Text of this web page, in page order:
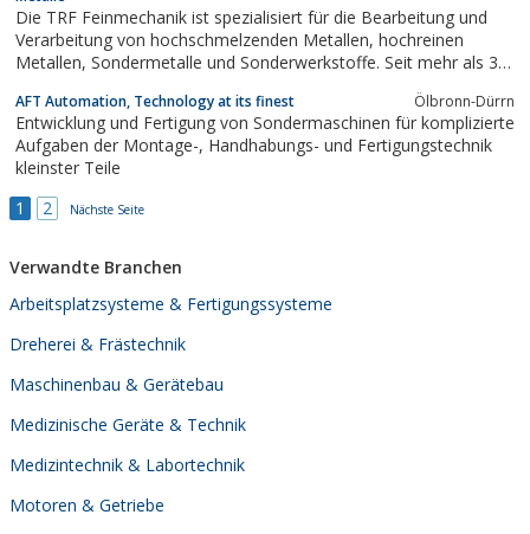
Die TRF Feinmechanik ist spezialisiert für die Bearbeitung und
Verarbeitung von hochschmelzenden Metallen, hochreinen
Metallen, Sondermetalle und Sonderwerkstoffe. Seit mehr als 30
Hochvakuumbauteile und Ultrahochvakuumbauteile UHV.Ob aus
Tantal. Wolfram, Molybdän, TZM,...
AFT Automation, Technology at its finest Ölbronn-Dürrn
Entwicklung und Fertigung von Sondermaschinen für komplizierte
Aufgaben der Montage-, Handhabungs- und Fertigungstechnik
kleinster Teile
1
2 Nächste Seite
Verwandte Branchen
Arbeitsplatzsysteme & Fertigungssysteme
Dreherei & Frästechnik
Maschinenbau & Gerätebau
Medizinische Geräte & Technik
Medizintechnik & Labortechnik
Motoren & Getriebe